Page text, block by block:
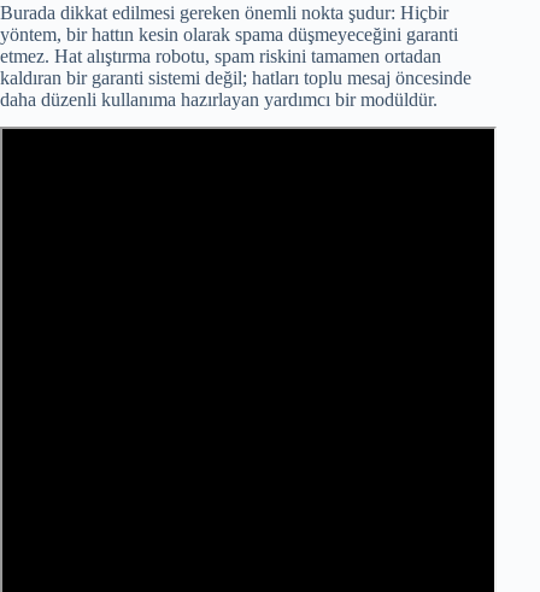
Burada dikkat edilmesi gereken önemli nokta şudur: Hiçbir
yöntem, bir hattın kesin olarak spama düşmeyeceğini garanti
etmez. Hat alıştırma robotu, spam riskini tamamen ortadan
kaldıran bir garanti sistemi değil; hatları toplu mesaj öncesinde
daha düzenli kullanıma hazırlayan yardımcı bir modüldür.